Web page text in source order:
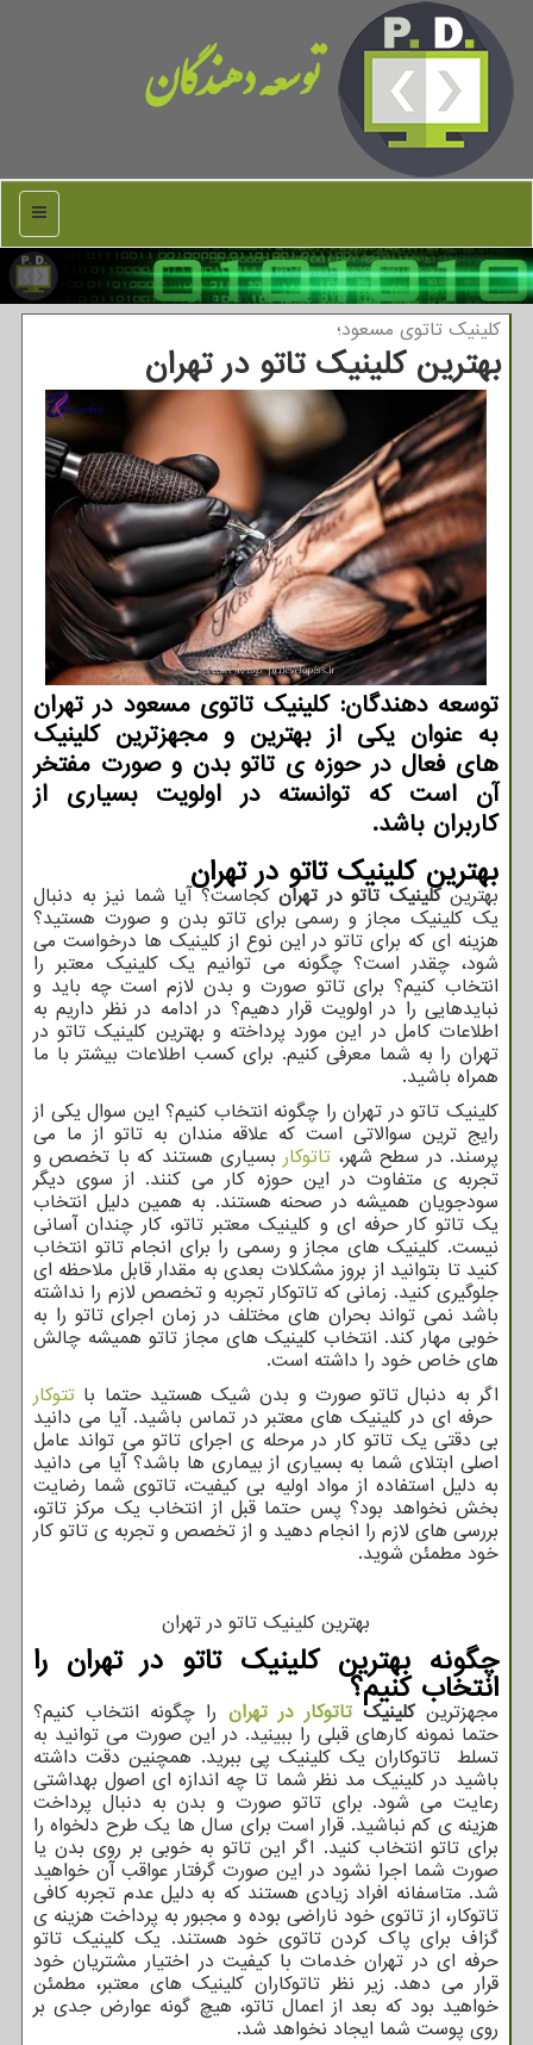
توسعه دهندگان
منو
کلینیک تاتوی مسعود؛
بهترین کلینیک تاتو در تهران
توسعه دهندگان: کلینیک تاتوی مسعود در تهران
به عنوان یکی از بهترین و مجهزترین کلینیک
های فعال در حوزه ی تاتو بدن و صورت مفتخر
آن است که توانسته در اولویت بسیاری از
کاربران باشد.
بهترین کلینیک تاتو در تهران
بهترینکلینیک تاتو در تهران کجاست؟ آیا شما نیز به دنبال
یک کلینیک مجاز و رسمی برای تاتو بدن و صورت هستید؟
هزینه ای که برای تاتو در این نوع از کلینیک ها درخواست می
شود، چقدر است؟ چگونه می توانیم یک کلینیک معتبر را
انتخاب کنیم؟ برای تاتو صورت و بدن لازم است چه باید و
نبایدهایی را در اولویت قرار دهیم؟ در ادامه در نظر داریم به
اطلاعات کامل در این مورد پرداخته و بهترین کلینیک تاتو در
تهران را به شما معرفی کنیم. برای کسب اطلاعات بیشتر با ما
همراه باشید.
کلینیک تاتو در تهران را چگونه انتخاب کنیم؟ این سوال یکی از
رایج ترین سوالاتی است که علاقه مندان به تاتو از ما می
پرسند. در سطح شهر، تاتوکار بسیاری هستند که با تخصص و
تجربه ی متفاوت در این حوزه کار می کنند. از سوی دیگر
سودجویان همیشه در صحنه هستند. به همین دلیل انتخاب
یک تاتو کار حرفه ای و کلینیک معتبر تاتو، کار چندان آسانی
نیست. کلینیک های مجاز و رسمی را برای انجام تاتو انتخاب
کنید تا بتوانید از بروز مشکلات بعدی به مقدار قابل ملاحظه ای
جلوگیری کنید. زمانی که تاتوکار تجربه و تخصص لازم را نداشته
باشد نمی تواند بحران های مختلف در زمان اجرای تاتو را به
خوبی مهار کند. انتخاب کلینیک های مجاز تاتو همیشه چالش
های خاص خود را داشته است.
اگر به دنبال تاتو صورت و بدن شیک هستید حتما با تتوکار
حرفه ای در کلینیک های معتبر در تماس باشید. آیا می دانید
بی دقتی یک تاتو کار در مرحله ی اجرای تاتو می تواند عامل
اصلی ابتلای شما به بسیاری از بیماری ها باشد؟ آیا می دانید
به دلیل استفاده از مواد اولیه بی کیفیت، تاتوی شما رضایت
بخش نخواهد بود؟ پس حتما قبل از انتخاب یک مرکز تاتو،
بررسی های لازم را انجام دهید و از تخصص و تجربه ی تاتو کار
خود مطمئن شوید.
بهترین کلینیک تاتو در تهران
چگونه بهترین کلینیک تاتو در تهران را
انتخاب کنیم؟
مجهزترینکلینیکتاتوکار در تهران را چگونه انتخاب کنیم؟
حتما نمونه کارهای قبلی را ببینید. در این صورت می توانید به
تسلط تاتوکاران یک کلینیک پی ببرید. همچنین دقت داشته
باشید در کلینیک مد نظر شما تا چه اندازه ای اصول بهداشتی
رعایت می شود. برای تاتو صورت و بدن به دنبال پرداخت
هزینه ی کم نباشید. قرار است برای سال ها یک طرح دلخواه را
برای تاتو انتخاب کنید. اگر این تاتو به خوبی بر روی بدن یا
صورت شما اجرا نشود در این صورت گرفتار عواقب آن خواهید
شد. متاسفانه افراد زیادی هستند که به دلیل عدم تجربه کافی
تاتوکار، از تاتوی خود ناراضی بوده و مجبور به پرداخت هزینه ی
گزاف برای پاک کردن تاتوی خود هستند. یک کلینیک تاتو
حرفه ای در تهران خدمات با کیفیت در اختیار مشتریان خود
قرار می دهد. زیر نظر تاتوکاران کلینیک های معتبر، مطمئن
خواهید بود که بعد از اعمال تاتو، هیچ گونه عوارض جدی بر
روی پوست شما ایجاد نخواهد شد.